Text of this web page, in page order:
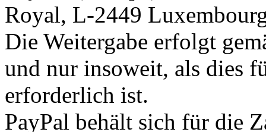
Royal, L-2449
Die Weitergabe erfolgt
und nur insoweit, als dies
erforderlich ist.
PayPal behält sich für die